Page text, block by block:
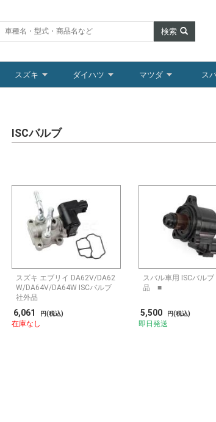
検索
スズキ ダイハツ マツダ ス
ISCバルブ
スズキ エブリイ DA62V/DA62
W/DA64V/DA64W ISCバルブ
社外品
6,061 円(税込)
在庫なし
スバル車用 ISCバルブ
品 ■
5,500 円(税込)
即日発送